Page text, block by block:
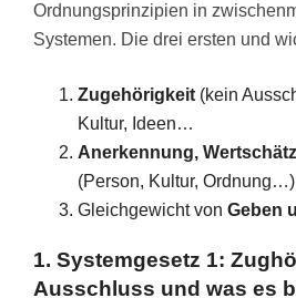
Ordnungsprinzipien in
Systemen. Die drei ersten und
Zugehörigkeit (kein
Kultur, Ideen…
Anerkennung,
(Person, Kultur, Ordnung…)
Gleichgewicht von Geben
1. Systemgesetz 1:
Ausschluss und was es